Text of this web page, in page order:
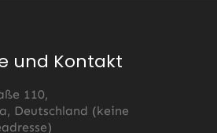
und Kontakt
110,
Deutschland (keine